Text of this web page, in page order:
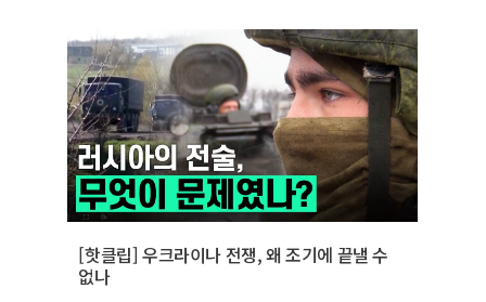
[핫클립] 우크라이나 전쟁, 왜 조기에 끝낼 수
없나